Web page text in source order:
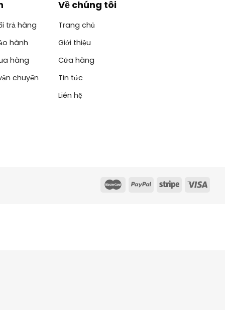
trả hàng
hành
hàng
chuyển
Về chúng tôi
Trang chủ
Giới thiệu
Cửa hàng
Tin tức
Liên hệ